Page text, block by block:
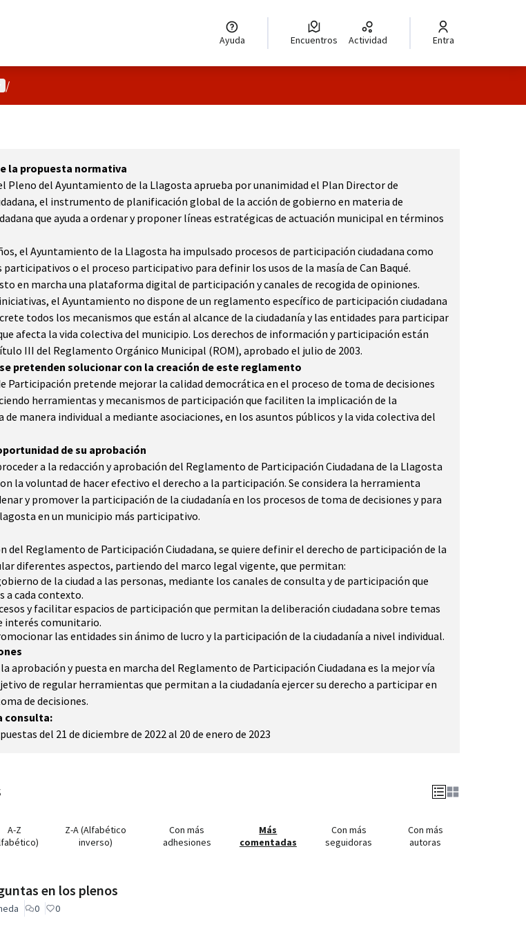
Ayuda Encuentros Actividad Entra
de usuario
/
la propuesta normativa
Pleno del Ayuntamiento de la Llagosta aprueba por unanimidad el Plan Director de
el instrumento de planificación global de la acción de gobierno en materia de
que ayuda a ordenar y proponer líneas estratégicas de actuación municipal en términos
el Ayuntamiento de la Llagosta ha impulsado procesos de participación ciudadana como
o el proceso participativo para definir los usos de la masía de Can Baqué.
en marcha una plataforma digital de participación y canales de recogida de opiniones.
el Ayuntamiento no dispone de un reglamento específico de participación ciudadana
todos los mecanismos que están al alcance de la ciudadanía y las entidades para participar
afecta la vida colectiva del municipio. Los derechos de información y participación están
III del Reglamento Orgánico Municipal (ROM), aprobado el julio de 2003.
pretenden solucionar con la creación de este reglamento
Participación pretende mejorar la calidad democrática en el proceso de toma de decisiones
herramientas y mecanismos de participación que faciliten la implicación de la
de manera individual a mediante asociaciones, en los asuntos públicos y la vida colectiva del
de su aprobación
a la redacción y aprobación del Reglamento de Participación Ciudadana de la Llagosta
la voluntad de hacer efectivo el derecho a la participación. Se considera la herramienta
y promover la participación de la ciudadanía en los procesos de toma de decisiones y para
en un municipio más participativo.
del Reglamento de Participación Ciudadana, se quiere definir el derecho de participación de la
diferentes aspectos, partiendo del marco legal vigente, que permitan:
de la ciudad a las personas, mediante los canales de consulta y de participación que
a cada contexto.
y facilitar espacios de participación que permitan la deliberación ciudadana sobre temas
interés comunitario.
las entidades sin ánimo de lucro y la participación de la ciudadanía a nivel individual.
la aprobación y puesta en marcha del Reglamento de Participación Ciudadana es la mejor vía
de regular herramientas que permitan a la ciudadanía ejercer su derecho a participar en
de decisiones.
consulta:
del 21 de diciembre de 2022 al 20 de enero de 2023
A-Z
Z-A (Alfabético
inverso)
Con más
adhesiones
Más
comentadas
Con más
seguidoras
Con más
autoras
en los plenos
0 0